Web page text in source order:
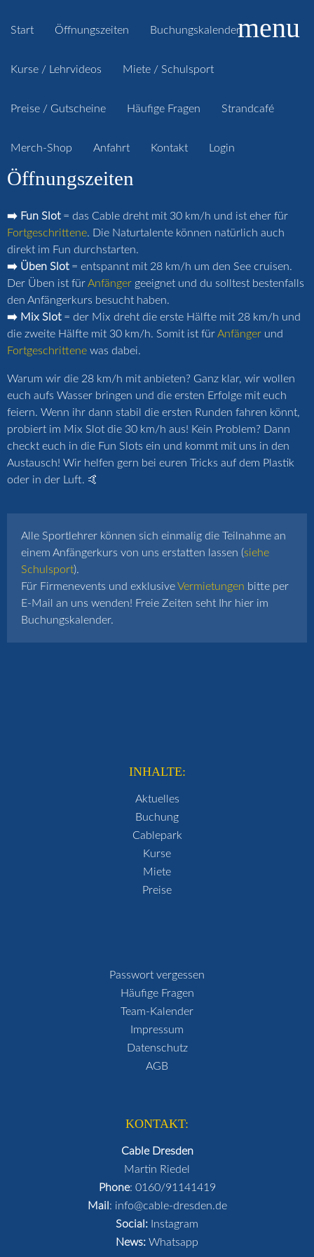
Start Öffnungszeiten Buchungskalender
Kurse / Lehrvideos Miete / Schulsport
Preise / Gutscheine Häufige Fragen Strandcafé
Merch-Shop Anfahrt Kontakt Login
menu
Öffnungszeiten
➡️ Fun Slot= das Cable dreht mit 30 km/h und ist eher für
Fortgeschrittene. Die Naturtalente können natürlich auch
direkt im Fun durchstarten.
➡️ Üben Slot= entspannt mit 28 km/h um den See cruisen.
Der Üben ist fürAnfänger geeignet und du solltest bestenfalls
den Anfängerkurs besucht haben.
➡️ Mix Slot= der Mix dreht die erste Hälfte mit 28 km/h und
die zweite Hälfte mit 30 km/h. Somit ist fürAnfänger und
Fortgeschrittene was dabei.
Warum wir die 28 km/h mit anbieten? Ganz klar, wir wollen
euch aufs Wasser bringen und die ersten Erfolge mit euch
feiern. Wenn ihr dann stabil die ersten Runden fahren könnt,
probiert im Mix Slot die 30 km/h aus! Kein Problem? Dann
checkt euch in die Fun Slots ein und kommt mit uns in den
Austausch! Wir helfen gern bei euren Tricks auf dem Plastik
oder in der Luft. 🤙
Alle Sportlehrer können sich einmalig die Teilnahme an
einem Anfängerkurs von uns erstatten lassen (siehe
Schulsport).
Für Firmenevents und exklusiveVermietungen bitte per
E-Mail an uns wenden! Freie Zeiten seht Ihr hier im
Buchungskalender.
INHALTE:
Aktuelles
Buchung
Cablepark
Kurse
Miete
Preise
Passwort vergessen
Häufige Fragen
Team-Kalender
Impressum
Datenschutz
AGB
KONTAKT:
Cable Dresden
Martin Riedel
Phone: 0160/91141419
Mail : info@cable-dresden.de
Social: Instagram
News: Whatsapp